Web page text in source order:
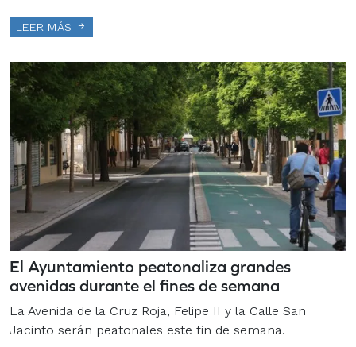
LEER MÁS
El Ayuntamiento peatonaliza grandes
avenidas durante el fines de semana
La Avenida de la Cruz Roja, Felipe II y la Calle San
Jacinto serán peatonales este fin de semana.